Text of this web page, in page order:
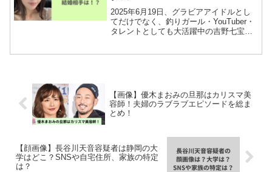
2025年6月19日、グラビアアイドルとし
てだけでなく、釣りガール・YouTuber・
タレントとしても大活躍中の吉野七宝実
【画像】優木まおみの旦那はカリスマ美
容師！夫婦のラブラブエピソードを総ま
とめ！
【顔画像】長谷川天音容疑者は静岡の大
学はどこ？SNSや自宅住所、家族の特定
は？